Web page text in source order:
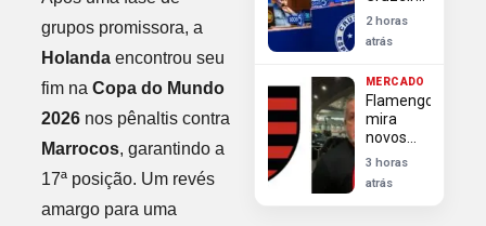
grupos promissora, a
Holandaencontrou seu
fim na Copa do Mundo
2026nos pênaltis contra
Marrocos, garantindo a
17ª posição. Um revés
amargo para uma
Lucho
Rodríguez
define
contra
Flamengo
como
final
antecipada
da
2 horas
atrás
MERCADO
Flamengo
mira
novos
reforços
além de
Luiz
3 horas
atrás